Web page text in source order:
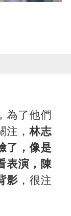
為了他們
注，林志
了，像是
表演，陳
影 ，很注